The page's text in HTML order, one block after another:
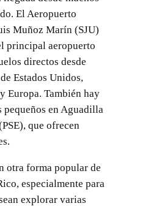
El Aeropuerto
Muñoz Marín (SJU)
principal aeropuerto
directos desde
Estados Unidos,
Europa. También hay
pequeños en Aguadilla
que ofrecen
otra forma popular de
especialmente para
explorar varias